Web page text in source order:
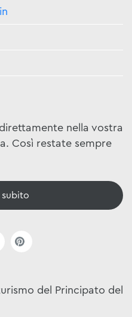
nella vostra
Così restate sempre
del Principato del